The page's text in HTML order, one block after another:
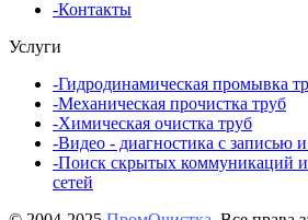
-Контакты
Услуги
-Гидродинамическая промывка
-Механическая прочистка труб
-Химическая очистка труб
-Видео - диагностика с записью
-Поиск скрытых коммуникаций и
сетей